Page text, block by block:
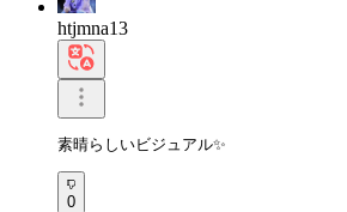
htjmna13
素晴らしいビジュアル✨
0